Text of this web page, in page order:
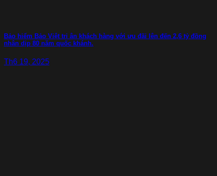
Bảo hiểm Bảo Việt tri ân khách hàng với ưu đãi lên đến 2,6 tỷ đồng
nhân dịp 80 năm quốc khánh.
Th6 19, 2025